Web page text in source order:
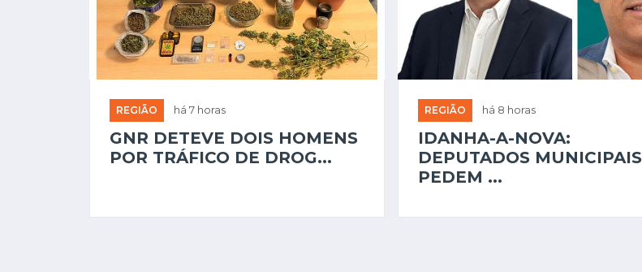
REGIÃO há 7 horas
GNR DETEVE DOIS HOMENS
POR TRÁFICO DE DROG...
REGIÃO há 8 horas
IDANHA-A-NOVA:
DEPUTADOS MUNICIPAIS
PEDEM ...